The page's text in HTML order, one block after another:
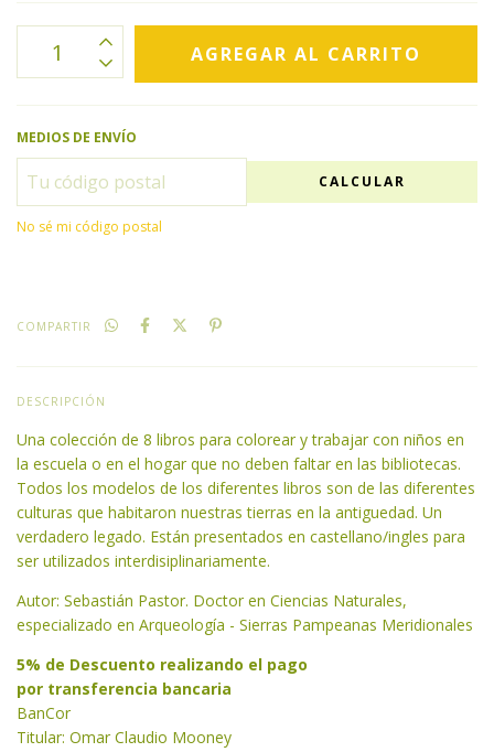
MEDIOS DE ENVÍO
CALCULAR
No sé mi código postal
COMPARTIR
DESCRIPCIÓN
Una colección de 8 libros para colorear y trabajar con niños en
la escuela o en el hogar que no deben faltar en las bibliotecas.
Todos los modelos de los diferentes libros son de las diferentes
culturas que habitaron nuestras tierras en la antiguedad. Un
verdadero legado. Están presentados en castellano/ingles para
ser utilizados interdisiplinariamente.
Autor: Sebastián Pastor. Doctor en Ciencias Naturales,
especializado en Arqueología - Sierras Pampeanas Meridionales
5% de Descuento realizando el pago
por transferencia bancaria
BanCor
Titular: Omar Claudio Mooney